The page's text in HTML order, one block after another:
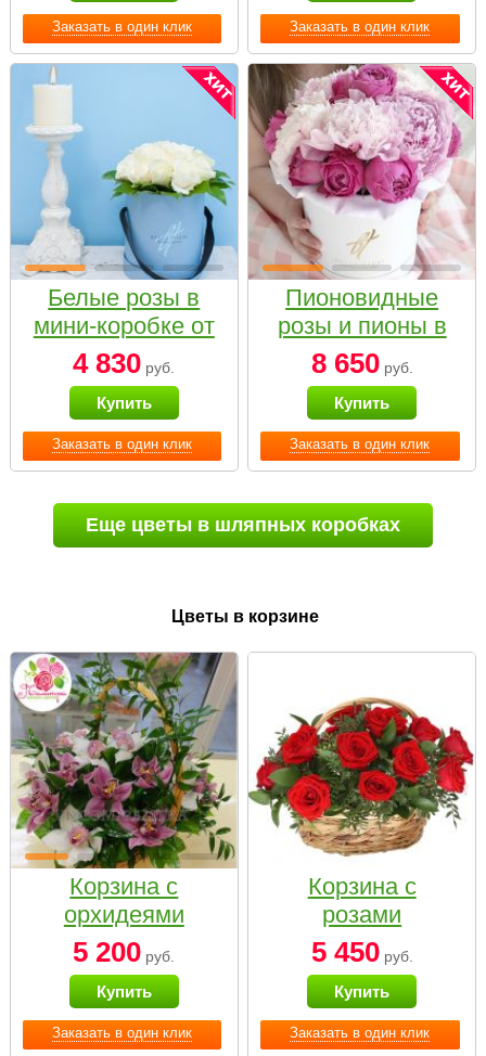
Заказать в один клик Заказать в один клик
Заказать в один клик
Белые розы в
мини-коробке от
Bella Fiori
4 830 руб.
Купить
Заказать в один клик
Пионовидные
розы и пионы в
белой коробке
Small
8 650руб.
Купить
Еще цветы в шляпных коробках
Цветы в корзине
Заказать в один клик
Корзина с
орхидеями
малая
5 200 руб.
Купить
Заказать в один клик
Корзина с
розами
«Красный
Париж»
5 450руб.
Купить